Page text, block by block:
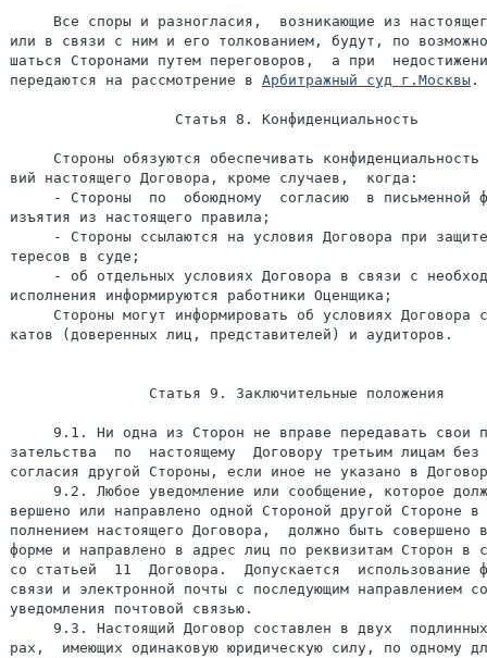
Арбитражный суд г.Москвы .
                   Статья 8. Конфиденциальность
Стороны обязуются обеспечивать конфиденциальность
вий настоящего Договора, кроме случаев,  когда:
- Стороны  по  обоюдному  согласию  в письменной
- Стороны ссылаются на условия Договора при
тересов в суде;
- об отдельных условиях Договора в связи с
исполнения информируются работники Оценщика;
Стороны могут информировать об условиях Договора
катов (доверенных лиц, представителей) и аудиторов.
                Статья 9. Заключительные положения
9.1. Ни одна из Сторон не вправе передавать свои
зательства  по  настоящему  Договору третьим лицам без
согласия другой Стороны, если иное не указано в
9.2. Любое уведомление или сообщение, которое
вершено или направлено одной Стороной другой Стороне
полнением настоящего Договора,  должно быть совершено
форме и направлено в адрес лиц по реквизитам Сторон в
со статьей  11  Договора.  Допускается  использование
связи и электронной почты с последующим направлением
уведомления почтовой связью.
9.3. Настоящий Договор составлен в двух
рах,  имеющих одинаковую юридическую силу, по одному